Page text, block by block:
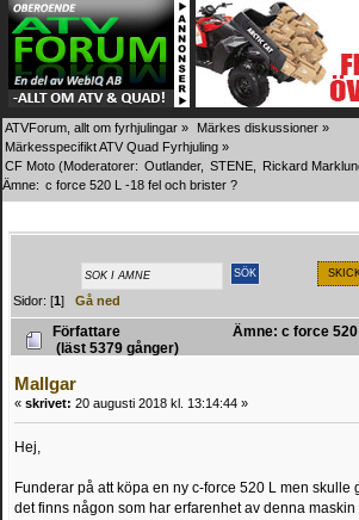
ATVForum, allt om fyrhjulingar » Märkes diskussioner »
Märkesspecifikt ATV Quad Fyrhjuling »
CF Moto (Moderatorer: Outlander, STENE Rickard
Ämne: c force 520 L -18 fel och brister ?
Sidor: [1]Gå ned
Författare
Ämne: c force
(läst 5379 gånger)
Mallgar
« skrivet: 20 augusti 2018 kl. 13:14:44 »
Hej,
Funderar på att köpa en ny c-force 520 L men skulle
det finns någon som har erfarenhet av denna